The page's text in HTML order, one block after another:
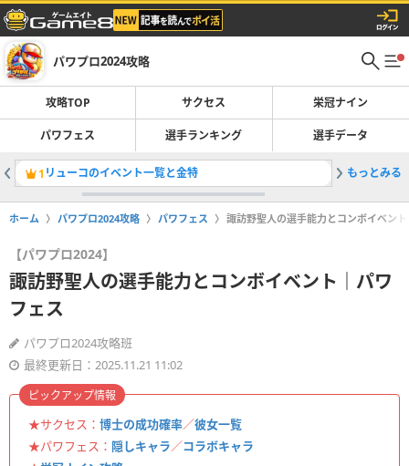
パワプロ2024攻略
攻略TOP サクセス 栄冠ナイン
パワフェス 選手ランキング 選手データ
1 リューコのイベント一覧と金特 2パワフ
もっとみる
ホーム パワプロ2024攻略 パワフェス 諏訪野聖人の選手能力とコンボイベン
【パワプロ2024】
諏訪野聖人の選手能力とコンボイベント｜パワ
フェス
パワプロ2024攻略班
最終更新日：2025.11.21 11:02
★サクセス： 博士の成功確率／彼女一覧
★パワフェス： 隠しキャラ／コラボキャラ
ピックアップ情報